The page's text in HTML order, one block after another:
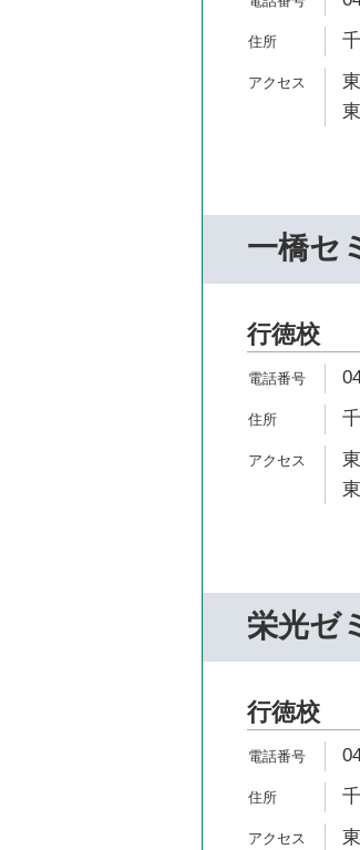
一橋セ
行徳校
栄光ゼ
行徳校